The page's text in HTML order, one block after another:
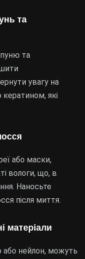
та
та
увагу на
які
або маски,
вологи, що, в
Наносьте
після миття.
матеріали
або нейлон, можуть